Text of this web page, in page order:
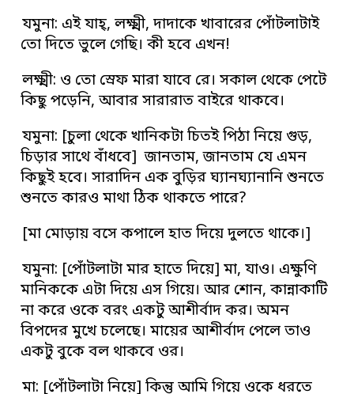
যমুনা: এই যাহ্‌, লক্ষ্মী, দাদাকে খাবারের পোঁটলাটাই
তো দিতে ভুলে গেছি। কী হবে এখন!
লক্ষ্মী: ও তো স্রেফ মারা যাবে রে। সকাল থেকে পেটে
কিছু পড়েনি, আবার সারারাত বাইরে থাকবে।
যমুনা: [চুলা থেকে খানিকটা চিতই পিঠা নিয়ে গুড়,
চিড়ার সাথে বাঁধবে] জানতাম, জানতাম যে এমন
কিছুই হবে। সারাদিন এক বুড়ির ঘ্যানঘ্যানানি শুনতে
শুনতে কারও মাথা ঠিক থাকতে পারে?
[মা মোড়ায় বসে কপালে হাত দিয়ে দুলতে থাকে।]
যমুনা: [পোঁটলাটা মার হাতে দিয়ে] মা, যাও। এক্ষুণি
মানিককে এটা দিয়ে এস গিয়ে। আর শোন, কান্নাকাটি
না করে ওকে বরং একটু আশীর্বাদ কর। অমন
বিপদের মুখে চলেছে। মায়ের আশীর্বাদ পেলে তাও
একটু বুকে বল থাকবে ওর।
মা: [পোঁটলাটা নিয়ে] কিন্তু আমি গিয়ে ওকে ধরতে